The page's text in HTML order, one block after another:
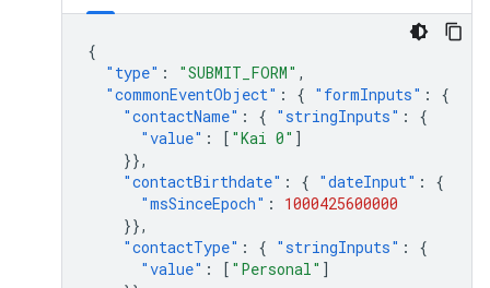
{
"type" : "SUBMIT_FORM" ,
"commonEventObject" : { "formInputs" :
{
"contactName" : { "stringInputs" :
{
"value" : [ "Kai 0" ]
}},
"contactBirthdate" : { "dateInput" :
{
"msSinceEpoch" :
1000425600000
}},
"contactType" : { "stringInputs" :
{
"value" : [ "Personal" ]